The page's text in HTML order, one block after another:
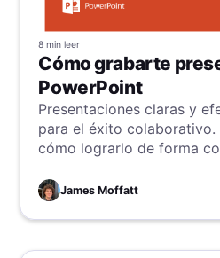
8 min leer
Cómo grabarte
PowerPoint
Presentaciones claras y
para el éxito colaborativo.
cómo lograrlo de forma
PowerPoint de alta
James Moffatt